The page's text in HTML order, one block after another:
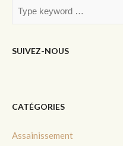
SUIVEZ-NOUS
CATÉGORIES
Assainissement